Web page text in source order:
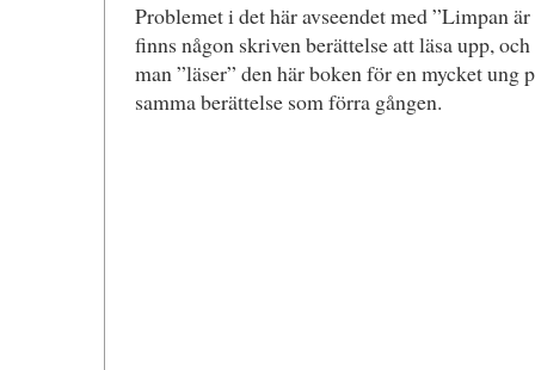
Problemet i det här avseendet med ”Limpan
finns någon skriven berättelse att läsa upp,
man ”läser” den här boken för en mycket ung
samma berättelse som förra gången.